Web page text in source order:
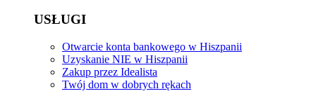
USŁUGI
Otwarcie konta bankowego w Hiszpanii
Uzyskanie NIE w Hiszpanii
Zakup przez Idealista
Twój dom w dobrych rękach